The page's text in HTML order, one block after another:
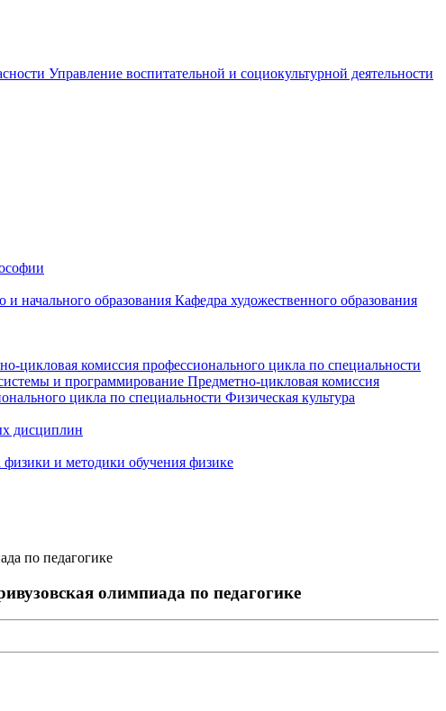
Управление воспитательной и социокультурной деятельности
и начального образования Кафедра художественного образования
цикловая комиссия профессионального цикла по специальности
и программирование Предметно-цикловая комиссия
цикла по специальности Физическая культура
дисциплин
физики и методики обучения физике
по педагогике
олимпиада по педагогике